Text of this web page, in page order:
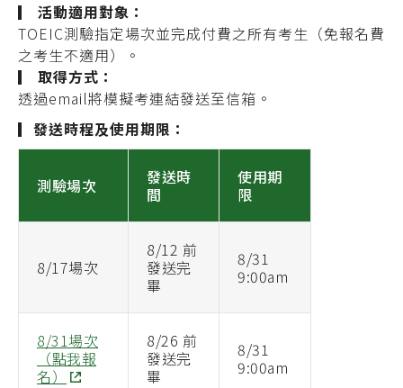
▎ 活動適用對象 ：
TOEIC測驗指定場次並完成付費之所有考生 （免報名費
之考生不適用）
。
▎ 取得方式：
透過email將模擬考連結發送至信箱 。
▎ 發送時程及使用期限 ：
測驗場次
發送時
間
使用期
限
8/17場次
8/12 前
發送完
畢
8/31
9:00am
8/31場次
（點我報
名）
8/26 前
發送完
畢
8/31
9:00am